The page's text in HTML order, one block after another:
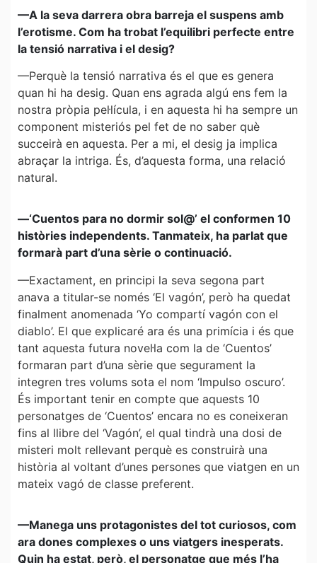
—A la seva darrera obra barreja el suspens amb
l’erotisme. Com ha trobat l’equilibri perfecte entre
la tensió narrativa i el desig?
—Perquè la tensió narrativa és el que es genera
quan hi ha desig. Quan ens agrada algú ens fem la
nostra pròpia pel·lícula, i en aquesta hi ha sempre un
component misteriós pel fet de no saber què
succeirà en aquesta. Per a mi, el desig ja implica
abraçar la intriga. És, d’aquesta forma, una relació
natural.
—‘Cuentos para no dormir sol@’ el conformen 10
històries independents. Tanmateix, ha parlat que
formarà part d’una sèrie o continuació.
—Exactament, en principi la seva segona part
anava a titular-se només ‘El vagón’, però ha quedat
finalment anomenada ‘Yo compartí vagón con el
diablo’. El que explicaré ara és una primícia i és que
tant aquesta futura novel·la com la de ‘Cuentos’
formaran part d’una sèrie que segurament la
integren tres volums sota el nom ‘Impulso oscuro’.
És important tenir en compte que aquests 10
personatges de ‘Cuentos’ encara no es coneixeran
fins al llibre del ‘Vagón’, el qual tindrà una dosi de
misteri molt rellevant perquè es construirà una
història al voltant d’unes persones que viatgen en un
mateix vagó de classe preferent.
—Manega uns protagonistes del tot curiosos, com
ara dones complexes o uns viatgers inesperats.
Quin ha estat, però, el personatge que més l’ha